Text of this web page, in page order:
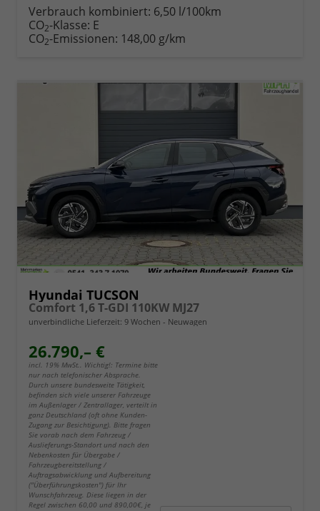
Verbrauch kombiniert: 6,50 l/100km
CO2-Klasse: E
CO2-Emissionen: 148,00 g/km
Hyundai TUCSON
Comfort 1,6 T-GDI 110KW MJ27
unverbindliche Lieferzeit: 9 Wochen Neuwagen
26.790,– €
incl. 19% MwSt.. Wichtig!: Termine bitte
nur nach telefonischer Absprache.
Durch unsere bundesweite Tätigkeit,
befinden sich viele unserer Fahrzeuge
im Außenlager / Zentrallager, verteilt in
ganz Deutschland (oft ohne Kunden-
Zugang zur Besichtigung). Bitte fragen
Sie vorab nach dem Fahrzeug /
Auslieferungs-Standort und nach den
Nebenkosten für Übergabe /
Fahrzeugbereitstellung /
Auftragsabwicklung und Aufbereitung
("Überführungskosten") für Ihr
Wunschfahrzeug. Diese liegen in der
Regel zwischen 60,00 und 890,00€, je